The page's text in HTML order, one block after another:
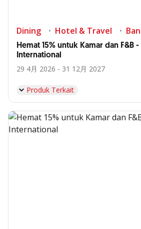
Dining Hotel & Travel
Hemat 15% untuk Kamar dan F&B
International
29 4月 2026 - 31 12月 2027
Produk Terkait